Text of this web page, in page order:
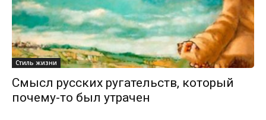
Стиль жизни
Смысл русских ругательств, который
почему-то был утрачен